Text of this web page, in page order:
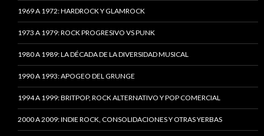
1969 A 1972: HARDROCK Y GLAMROCK
1973 A 1979: ROCK PROGRESIVO VS PUNK
1980 A 1989: LA DÉCADA DE LA DIVERSIDAD MUSICAL
1990 A 1993: APOGEO DEL GRUNGE
1994 A 1999: BRITPOP, ROCK ALTERNATIVO Y POP COMERCIAL
2000 A 2009: INDIE ROCK, CONSOLIDACIONES Y OTRAS YERBAS